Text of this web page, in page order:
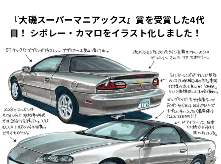
『大磯スーパーマニアックス』賞を受賞した4代
目！ シボレー・カマロをイラスト化しました！